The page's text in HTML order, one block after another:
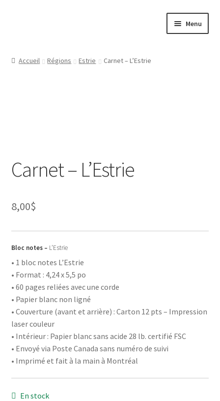
Menu
Contact
Accueil Régions Estrie Carnet – L’Estrie
Carnet – L’Estrie
8,00$
Bloc notes – L’Estrie
• 1 bloc notes L’Estrie
• Format : 4,24 x 5,5 po
• 60 pages reliées avec une corde
• Papier blanc non ligné
• Couverture (avant et arrière) : Carton 12 pts – Impression
laser couleur
• Intérieur : Papier blanc sans acide 28 lb. certifié FSC
• Envoyé via Poste Canada sans numéro de suivi
• Imprimé et fait à la main à Montréal
En stock